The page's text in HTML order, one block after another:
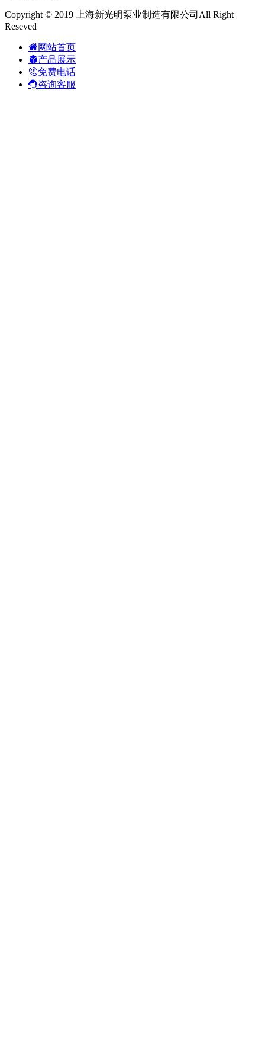
Copyright © 2019 上海新光明泵业制造有限公司All Right
Reseved
网站首页
产品展示
免费电话
咨询客服